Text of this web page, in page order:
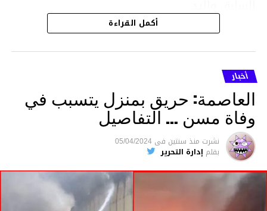
هذا وقد تمكن أعوان مركز الأمن الوطني بحي
هلال في توقيت قياسي من محاصرة المشتبه به
والقبض عليه وإحالته على التحقيق في خصوص
ما نُسبه إليه.
متابعة
قسم الاخبار
أكمل القراءة
أخبار
العاصمة: حريق بمنزل يتسبب في
وفاة مسن … التفاصيل
نشرت منذ سنتين فى 05/04/2024
بقلم إدارة التحرير